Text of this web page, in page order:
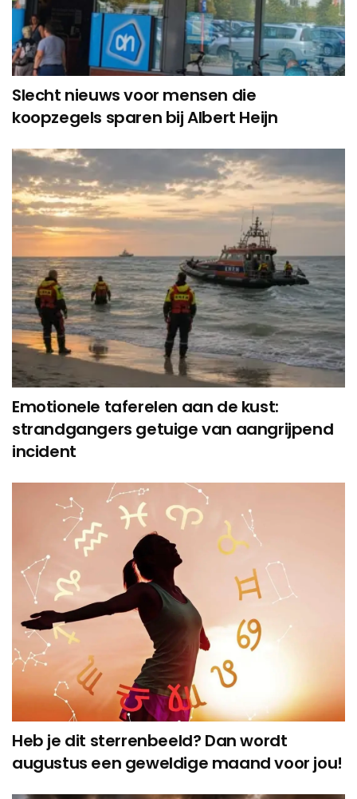
Slecht nieuws voor mensen die
koopzegels sparen bij Albert Heijn
Emotionele taferelen aan de kust:
strandgangers getuige van aangrijpend
incident
Heb je dit sterrenbeeld? Dan wordt
augustus een geweldige maand voor jou!